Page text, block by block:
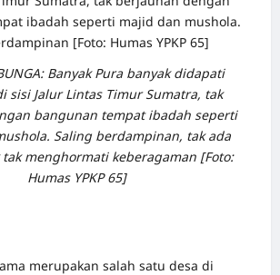
Banyak Pura banyak didapati
sisi Jalur Lintas Timur Sumatra, tak
bangunan tempat ibadah seperti
Saling berdampinan, tak ada
menghormati keberagaman [Foto:
Humas YPKP 65]
merupakan salah satu desa di